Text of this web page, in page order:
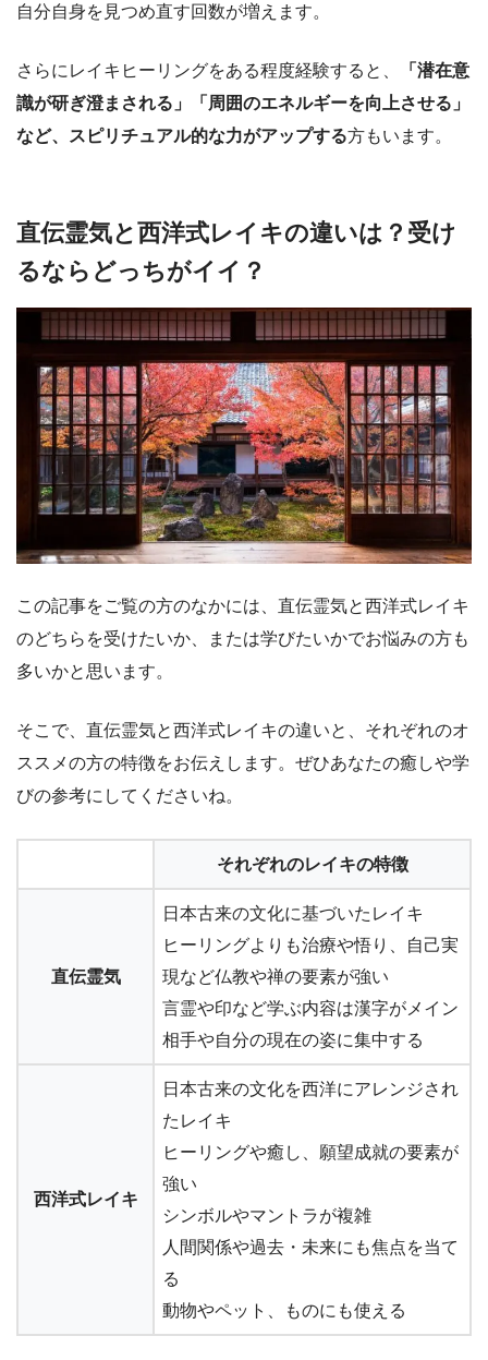
自分自身を見つめ直す回数が増えます。
さらにレイキヒーリングをある程度経験すると、
「潜在意
識が研ぎ澄まされる」「周囲のエネルギーを向上させる」
など、スピリチュアル的な力がアップする方もいます。
直伝霊気と西洋式レイキの違いは？受け
るならどっちがイイ？
この記事をご覧の方のなかには、直伝霊気と西洋式レイキ
のどちらを受けたいか、または学びたいかでお悩みの方も
多いかと思います。
そこで、直伝霊気と西洋式レイキの違いと、それぞれのオ
ススメの方の特徴をお伝えします。ぜひあなたの癒しや学
びの参考にしてくださいね。
それぞれのレイキの特徴
直伝霊気
日本古来の文化に基づいたレイキ
ヒーリングよりも治療や悟り、自己実
現など仏教や禅の要素が強い
言霊や印など学ぶ内容は漢字がメイン
相手や自分の現在の姿に集中する
西洋式レイキ
日本古来の文化を西洋にアレンジされ
たレイキ
ヒーリングや癒し、願望成就の要素が
強い
シンボルやマントラが複雑
人間関係や過去・未来にも焦点を当て
る
動物やペット、ものにも使える